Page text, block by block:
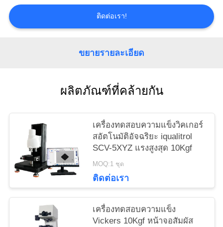
POLICY
ติดต่อเรา!
ขยายรายละเอียด
ผลิตภัณฑ์ที่คล้ายกัน
เครื่องทดสอบความแข็งวิคเกอร์
สอัตโนมัติอัจฉริยะ iqualitrol
SCV-5XYZ แรงสูงสุด 10Kgf
MOQ:1 ชุด
ติดต่อเรา
เครื่องทดสอบความแข็ง
Vickers 10Kgf หน้าจอสัมผัส